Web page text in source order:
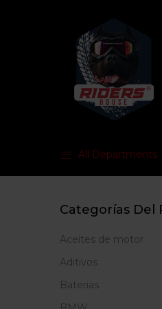
All Departments
Categorías Del
Aceites de motor
Aditivos
Baterias